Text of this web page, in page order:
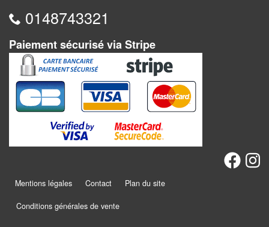
–
Cartes
traditionnelles
Jeu
Dames
Chinoises
0148743321
Paiement sécurisé via Stripe
Mentions légales Contact Plan du site
Conditions générales de vente